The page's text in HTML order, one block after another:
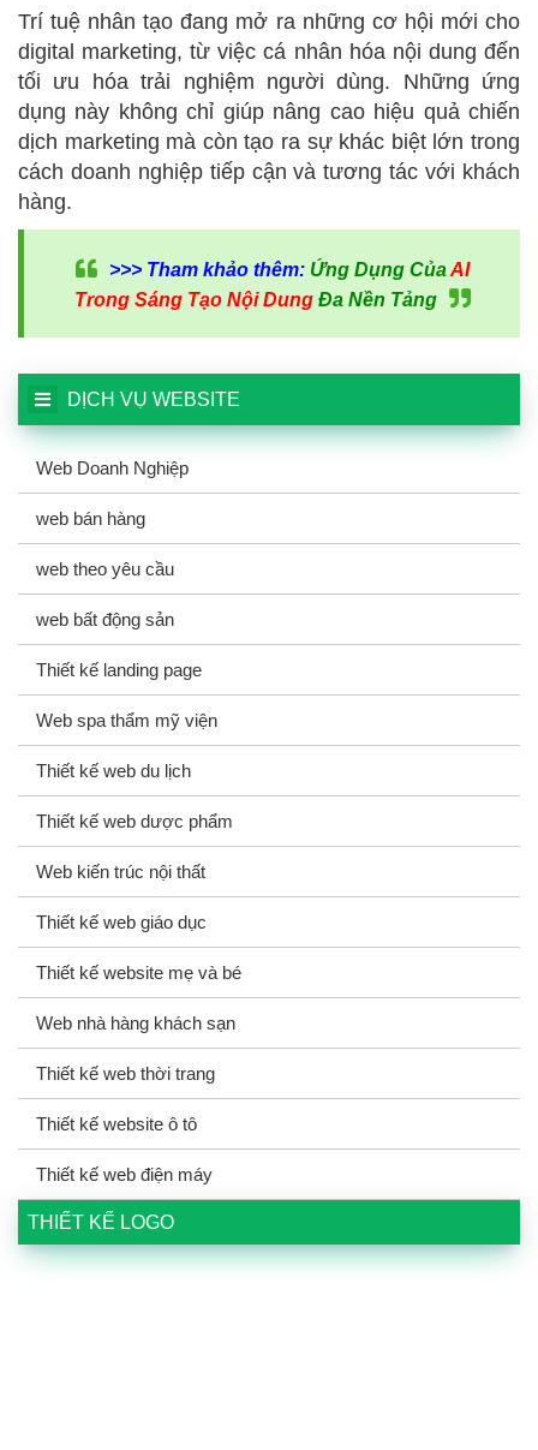
Trí tuệ nhân tạo đang mở ra những cơ hội mới cho
digital marketing, từ việc cá nhân hóa nội dung đến
tối ưu hóa trải nghiệm người dùng. Những ứng
dụng này không chỉ giúp nâng cao hiệu quả chiến
dịch marketing mà còn tạo ra sự khác biệt lớn trong
cách doanh nghiệp tiếp cận và tương tác với khách
hàng.
>>> Tham khảo thêm: Ứng Dụng Của AI
Trong Sáng Tạo Nội Dung Đa Nền Tảng
DỊCH VỤ WEBSITE
Web Doanh Nghiệp
web bán hàng
web theo yêu cầu
web bất động sản
Thiết kế landing page
Web spa thẩm mỹ viện
Thiết kế web du lịch
Thiết kế web dược phẩm
Web kiến trúc nội thất
Thiết kế web giáo dục
Thiết kế website mẹ và bé
Web nhà hàng khách sạn
Thiết kế web thời trang
Thiết kế website ô tô
Thiết kế web điện máy
THIẾT KẾ LOGO